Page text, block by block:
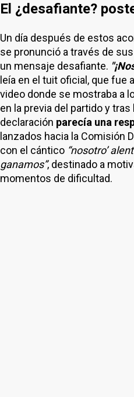
El ¿desafiante?
Un día después de estos
se pronunció a través de
un mensaje desafiante.
leía en el tuit oficial, que fue
video donde se mostraba a
en la previa del partido y
declaración parecía una
lanzados hacia la Comisión
con el cántico “nosotro’
ganamos”, destinado a
momentos de dificultad.